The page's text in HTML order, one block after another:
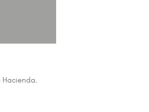
Hacienda.